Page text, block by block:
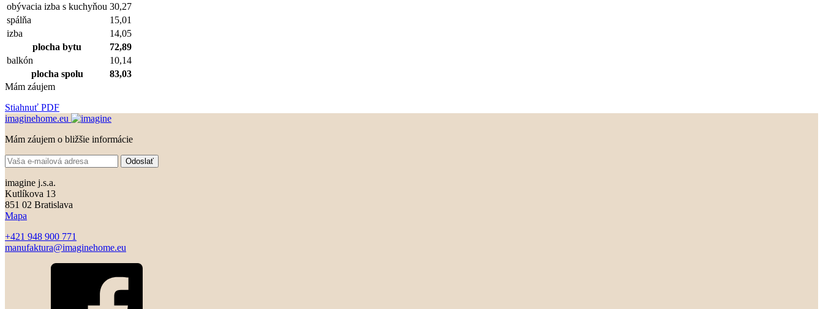
obývacia izba s kuchyňou 30,27
spálňa
15,01
izba
14,05
plocha bytu
72,89
balkón
10,14
plocha spolu
83,03
Mám záujem
Stiahnuť PDF
imaginehome.eu
Mám záujem o bližšie informácie
Odoslať
imagine j.s.a.
Kutlíkova 13
851 02 Bratislava
Mapa
+421 948 900 771
manufaktura@imaginehome.eu